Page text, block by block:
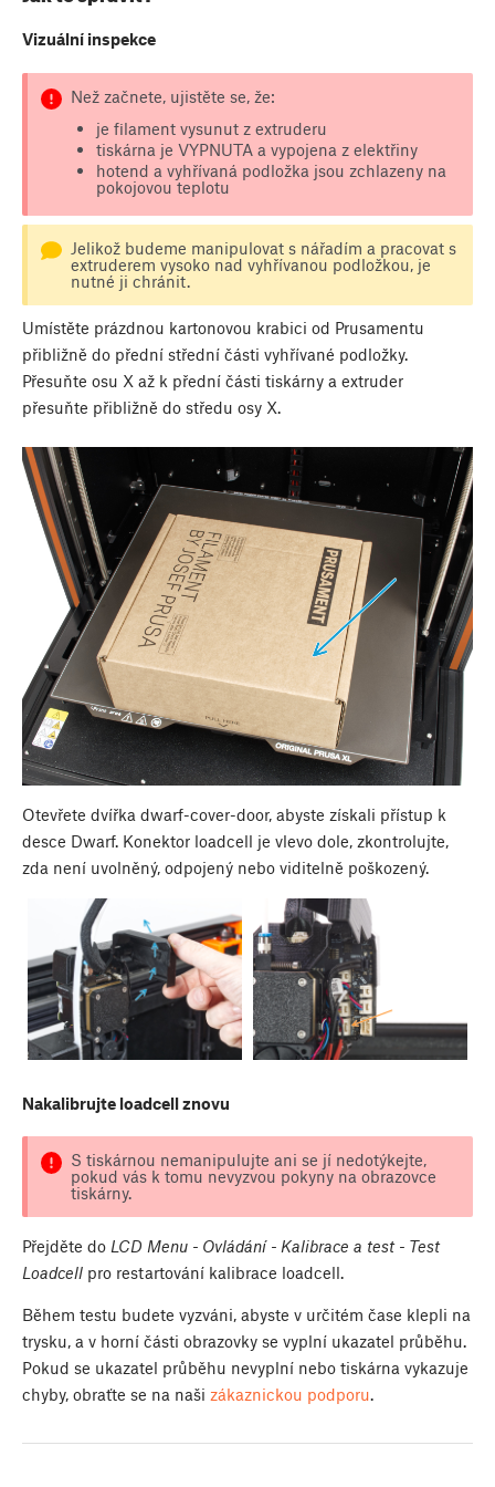
Vizuální inspekce
Než začnete, ujistěte se, že:
je filament vysunut z extruderu
tiskárna je VYPNUTA a vypojena z elektřiny
hotend a vyhřívaná podložka jsou zchlazeny na
pokojovou teplotu
Jelikož budeme manipulovat s nářadím a pracovat s
extruderem vysoko nad vyhřívanou podložkou, je
nutné ji chránit.
Umístěte prázdnou kartonovou krabici od Prusamentu
přibližně do přední střední části vyhřívané podložky.
Přesuňte osu X až k přední části tiskárny a extruder
přesuňte přibližně do středu osy X.
Otevřete dvířka dwarf-cover-door, abyste získali přístup k
desce Dwarf. Konektor loadcell je vlevo dole, zkontrolujte,
zda není uvolněný, odpojený nebo viditelně poškozený.
Nakalibrujte loadcell znovu
S tiskárnou nemanipulujte ani se jí nedotýkejte,
pokud vás k tomu nevyzvou pokyny na obrazovce
tiskárny.
Přejděte do LCD Menu - Ovládání - Kalibrace a test - Test
Loadcell pro restartování kalibrace loadcell.
Během testu budete vyzváni, abyste v určitém čase klepli na
trysku, a v horní části obrazovky se vyplní ukazatel průběhu.
Pokud se ukazatel průběhu nevyplní nebo tiskárna vykazuje
chyby, obraťte se na naši zákaznickou podporu.